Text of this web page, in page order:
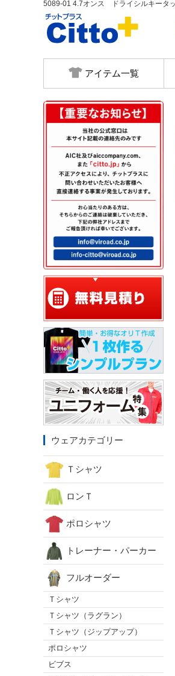
5089-01 4.7オンス ドライシルキータ
アイテム一覧
ウェアカテゴリー
Ｔシャツ
ロンＴ
ポロシャツ
トレーナー・パーカー
フルオーダー
Ｔシャツ
Ｔシャツ（ラグラン）
Ｔシャツ（ジップアップ）
ポロシャツ
ビブス